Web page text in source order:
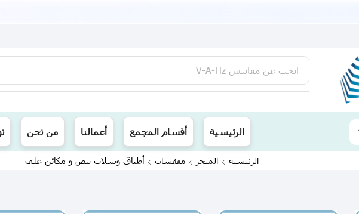
ابحث عن مقاييس V-A-Hz
يتوفر لدينا توصيل الى جميع محافظات العراق
الرئيسية أقسام المجمع أعمالنا من نحن
الرئيسية المتجر مفقسات أطباق وسلات بيض و مكائن علف